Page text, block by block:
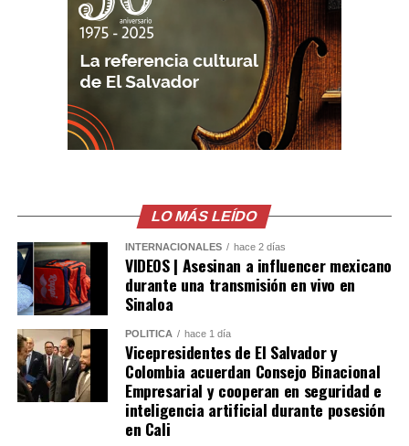
LO MÁS LEÍDO
INTERNACIONALES hace 2 días
VIDEOS | Asesinan a influencer mexicano
durante una transmisión en vivo en
Sinaloa
POLÍTICA hace 1 día
Vicepresidentes de El Salvador y
Colombia acuerdan Consejo Binacional
Empresarial y cooperan en seguridad e
inteligencia artificial durante posesión
en Cali